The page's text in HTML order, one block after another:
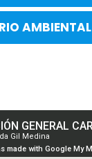
AMBIENTAL